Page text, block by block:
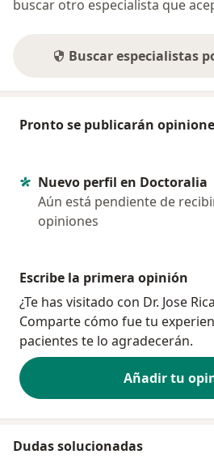
buscar otro especialista que
Buscar especialistas
Pronto se publicarán
Nuevo perfil en Doctoralia
Aún está pendiente de
opiniones
Escribe la primera opinión
¿Te has visitado con Dr. Jose
Comparte cómo fue tu
pacientes te lo agradecerán.
Añadir tu
Dudas solucionadas